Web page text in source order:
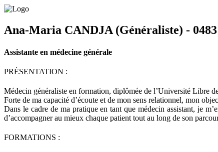
Ana-Maria CANDJA (Généraliste) - 0483
Assistante en médecine générale
PRÉSENTATION :
Médecin généraliste en formation, diplômée de l’Université Libre
Forte de ma capacité d’écoute et de mon sens relationnel, mon
Dans le cadre de ma pratique en tant que médecin assistant, je
d’accompagner au mieux chaque patient tout au long de son
FORMATIONS :